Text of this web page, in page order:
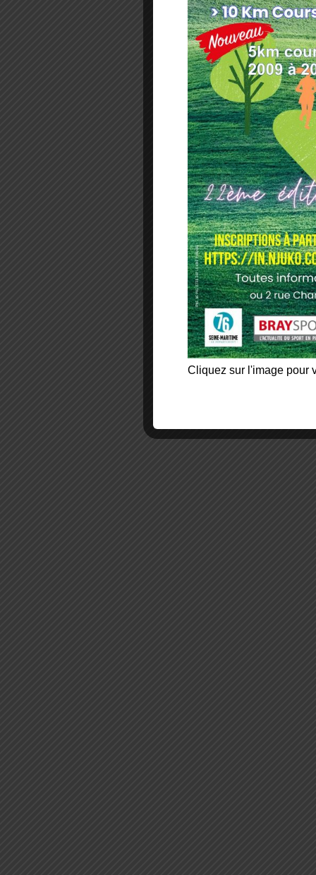
Cliquez sur l'image pour